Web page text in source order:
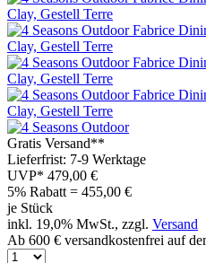
Gratis Versand**
Lieferfrist: 7-9 Werktage
UVP* 479,00 €
5% Rabatt = 455,00 €
je Stück
inkl. 19,0% MwSt., zzgl. Versand
Ab 600 € versandkostenfrei auf